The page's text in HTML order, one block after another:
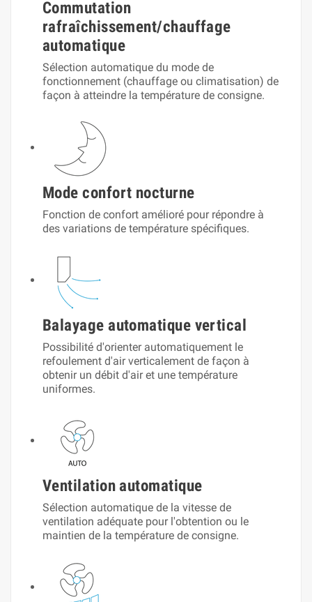
Commutation
rafraîchissement/chauffage
automatique
Sélection automatique du mode de
fonctionnement (chauffage ou climatisation) de
façon à atteindre la température de consigne.
Mode confort nocturne
Fonction de confort amélioré pour répondre à
des variations de température spécifiques.
Balayage automatique vertical
Possibilité d'orienter automatiquement le
refoulement d'air verticalement de façon à
obtenir un débit d'air et une température
uniformes.
Ventilation automatique
Sélection automatique de la vitesse de
ventilation adéquate pour l'obtention ou le
maintien de la température de consigne.